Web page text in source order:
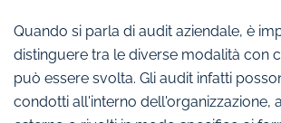
Quando si parla di audit aziendale, è
distinguere tra le diverse modalità con
può essere svolta. Gli audit infatti
condotti all'interno dell'organizzazione,